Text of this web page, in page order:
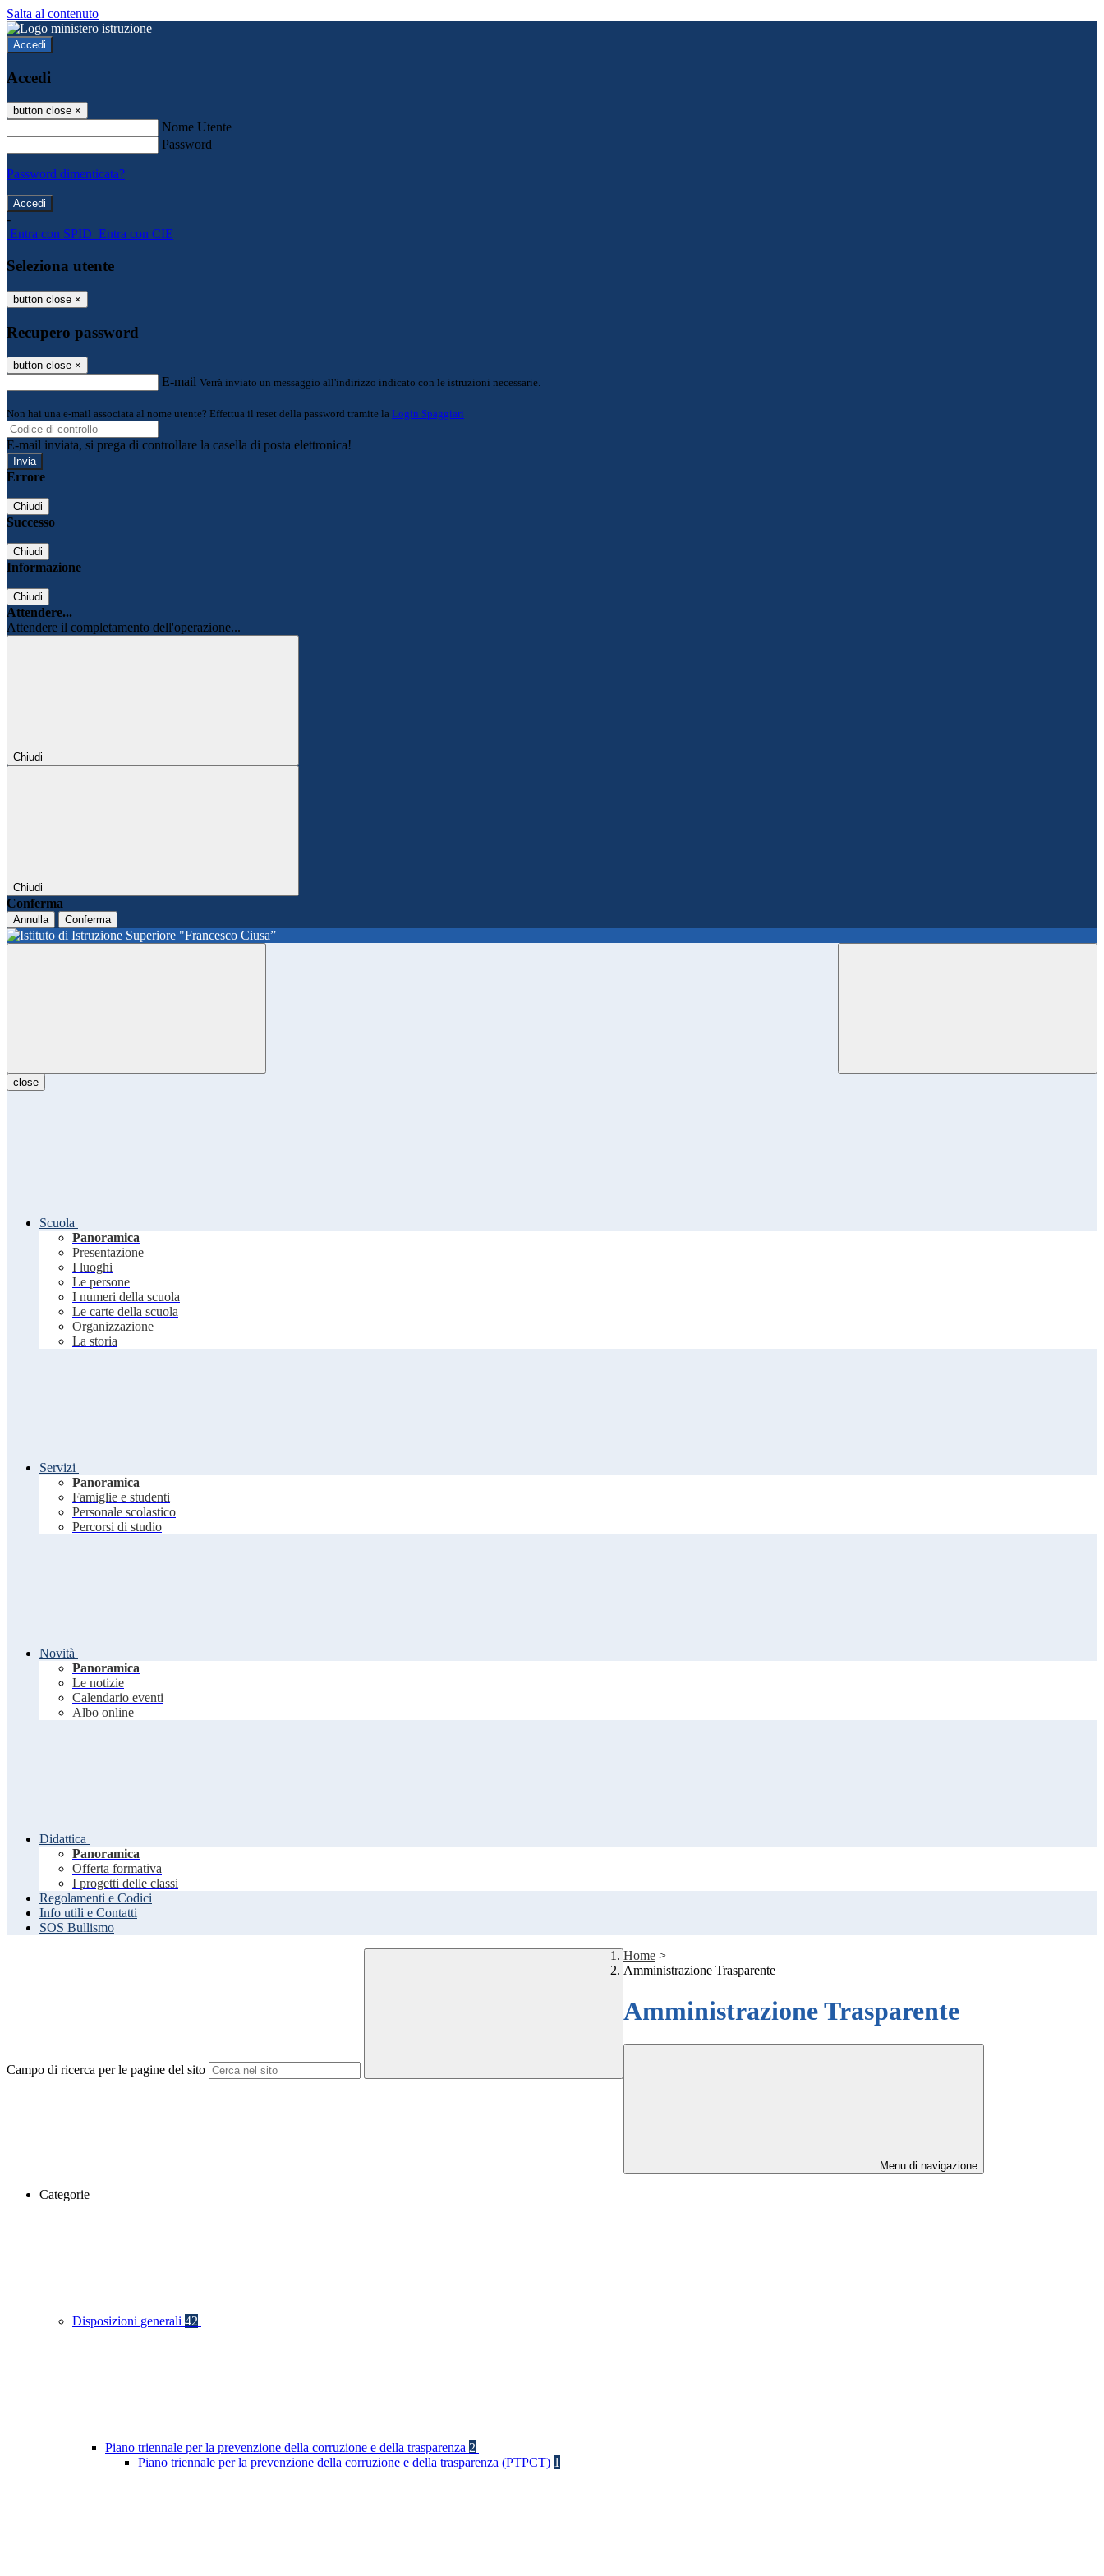
Salta al contenuto
Accedi
Accedi
button close ×
Nome Utente
Password
Password dimenticata?
-
Entra con SPID Entra con CIE
Seleziona utente
button close ×
Recupero password
button close ×
E-mail Verrà inviato un messaggio all'indirizzo indicato con le istruzioni necessarie.
Non hai una e-mail associata al nome utente? Effettua il reset della password tramite la Login Spaggiari
E-mail inviata, si prega di controllare la casella di posta elettronica!
Errore
Chiudi
Successo
Chiudi
Informazione
Chiudi
Attendere...
Attendere il completamento dell'operazione...
Chiudi
Chiudi
Conferma
Annulla Conferma
close
Scuola
Panoramica
Presentazione
I luoghi
Le persone
I numeri della scuola
Le carte della scuola
Organizzazione
La storia
Servizi
Panoramica
Famiglie e studenti
Personale scolastico
Percorsi di studio
Novità
Panoramica
Le notizie
Calendario eventi
Albo online
Didattica
Panoramica
Offerta formativa
I progetti delle classi
Regolamenti e Codici
Info utili e Contatti
SOS Bullismo
Campo di ricerca per le pagine del sito
Home >
Amministrazione Trasparente
Amministrazione Trasparente
Menu di navigazione
Categorie
Disposizioni generali 42
Piano triennale per la prevenzione della corruzione e della trasparenza 2
Piano triennale per la prevenzione della corruzione e della trasparenza (PTPCT) 1